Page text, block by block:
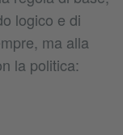
logico e di
ma alla
la politica: